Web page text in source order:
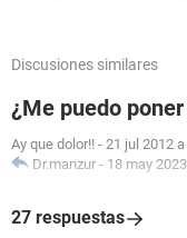
Discusiones similares
¿Me puedo
Ay que dolor!! - 21 jul 2012
Dr.manzur - 18 may
27 respuestas